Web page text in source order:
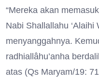
“Mereka akan
Nabi Shallallahu ‘Alaihi
menyanggahnya.
radhiallâhu’anha
atas (Qs Maryam/19: